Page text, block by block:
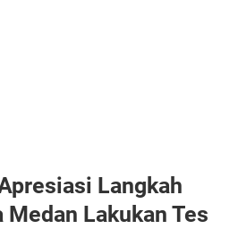
Langkah
Medan Lakukan Tes